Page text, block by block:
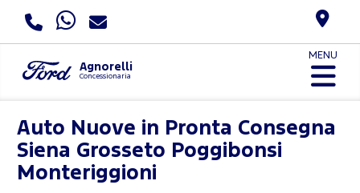
Agnorelli
Concessionaria
MENU
Auto Nuove in Pronta Consegna
Siena Grosseto Poggibonsi
Monteriggioni